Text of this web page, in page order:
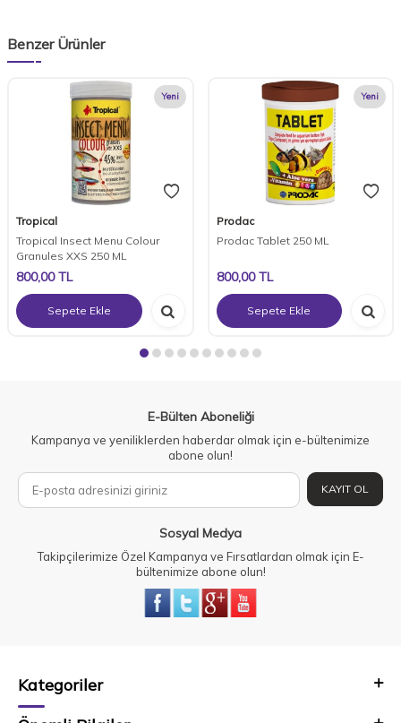
Benzer Ürünler
Yeni
Tropical
Tropical Insect Menu Colour
Granules XXS 250 ML
800,00TL
Sepete Ekle
Yeni
Prodac
Prodac Tablet 250 ML
800,00TL
Sepete Ekle
E-Bülten Aboneliği
Kampanya ve yeniliklerden haberdar olmak için e-bültenimize
abone olun!
KAYIT OL
Sosyal Medya
Takipçilerimize Özel Kampanya ve Fırsatlardan olmak için E-
bültenimize abone olun!
Kategoriler